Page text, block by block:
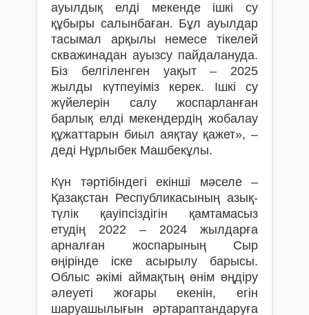
ауылдық елді мекенде ішкі су
құбыры салынбаған. Бұл ауылдар
тасымал арқылы немесе тікелей
скважинадан ауызсу пайдалануда.
Біз белгіленген уақыт – 2025
жылды күтпеуіміз керек. Ішкі су
жүйелерін салу жоспарланған
барлық елді мекендердің жобалау
құжаттарын биыл аяқтау қажет», –
деді Нұрлыбек Машбекұлы.
Күн тәртібіндегі екінші мәселе –
Қазақстан Республикасының азық-
түлік қауіпсіздігін қамтамасыз
етудің 2022 – 2024 жылдарға
арналған жоспарының Сыр
өңірінде іске асырылу барысы.
Облыс әкімі аймақтың өнім өңдіру
әлеуеті жоғары екенін, егін
шаруашылығын әртараптандаруға